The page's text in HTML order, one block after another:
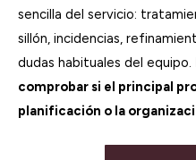
sencilla del servicio:
sillón, incidencias,
dudas habituales del equipo.
comprobar si el principal
planificación o la